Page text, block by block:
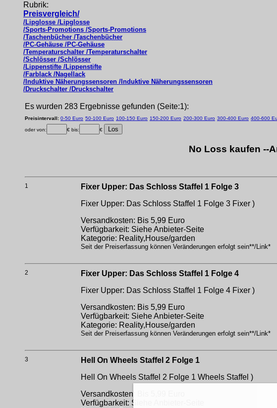
Rubrik:
Preisvergleich/
/Lipglosse /Lipglosse
/Sports-Promotions /Sports-Promotions
/Taschenbücher /Taschenbücher
/PC-Gehäuse /PC-Gehäuse
/Temperaturschalter /Temperaturschalter
/Schlösser /Schlösser
/Lippenstifte /Lippenstifte
/Farblack /Nagellack
/Induktive Näherungssensoren /Induktive Näherungssensoren
/Druckschalter /Druckschalter
Es wurden 283 Ergebnisse gefunden (Seite:1):
Preisintervall: 0-50 Euro 50-100 Euro 100-150 Euro 150-200 Euro 200-300 Euro 300-400 Euro 400-600
oder von: € bis: €
No Loss kaufen --
1
Fixer Upper: Das Schloss Staffel 1 Folge 3
Fixer Upper: Das Schloss Staffel 1 Folge 3 Fixer )
Versandkosten: Bis 5,99 Euro
Verfügbarkeit: Siehe Anbieter-Seite
Kategorie: Reality,House/garden
Seit der Preiserfassung können Veränderungen erfolgt sein**/Link*
2
Fixer Upper: Das Schloss Staffel 1 Folge 4
Fixer Upper: Das Schloss Staffel 1 Folge 4 Fixer )
Versandkosten: Bis 5,99 Euro
Verfügbarkeit: Siehe Anbieter-Seite
Kategorie: Reality,House/garden
Seit der Preiserfassung können Veränderungen erfolgt sein**/Link*
3
Hell On Wheels Staffel 2 Folge 1
Hell On Wheels Staffel 2 Folge 1 Wheels Staffel )
Versandkosten: Bis 5,99 Euro
Verfügbarkeit: Siehe Anbieter-Seite